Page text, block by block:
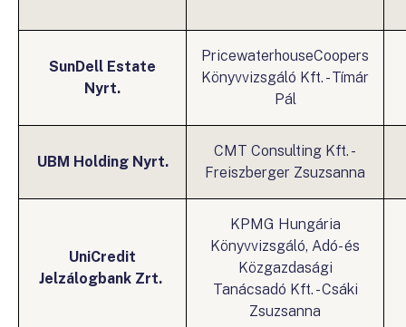
SunDell Estate
Nyrt.
PricewaterhouseCoopers
Könyvvizsgáló Kft. - Tímár
Pál
UBM Holding Nyrt.
CMT Consulting Kft. -
Freiszberger Zsuzsanna
UniCredit
Jelzálogbank Zrt.
KPMG Hungária
Könyvvizsgáló, Adó- és
Közgazdasági
Tanácsadó Kft. - Csáki
Zsuzsanna